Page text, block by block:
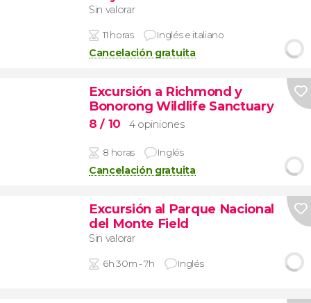
Sin valorar
11 horas Inglés e italiano
Cancelación gratuita
Excursión a Richmond y
Bonorong Wildlife Sanctuary
8/ 10 4 opiniones
8 horas Inglés
Cancelación gratuita
Excursión al Parque Nacional
del Monte Field
Sin valorar
6h 30m - 7h Inglés